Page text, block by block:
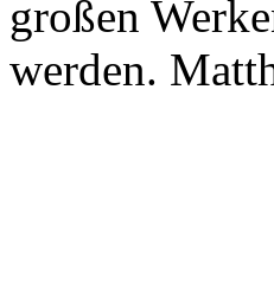
großen
werden.